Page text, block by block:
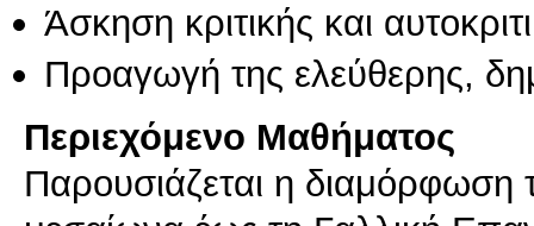
Άσκηση κριτικής και
Προαγωγή της ελεύθερης,
Περιεχόμενο Μαθήματος
Παρουσιάζεται η